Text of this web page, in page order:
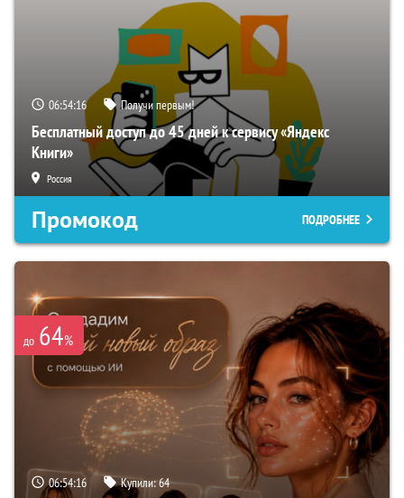
06:54:15 Получи первым!
Бесплатный доступ до 45 дней к сервису «Яндекс
Книги»
Россия
Промокод ПОДРОБНЕЕ
до 64%
06:54:15 Купили:64